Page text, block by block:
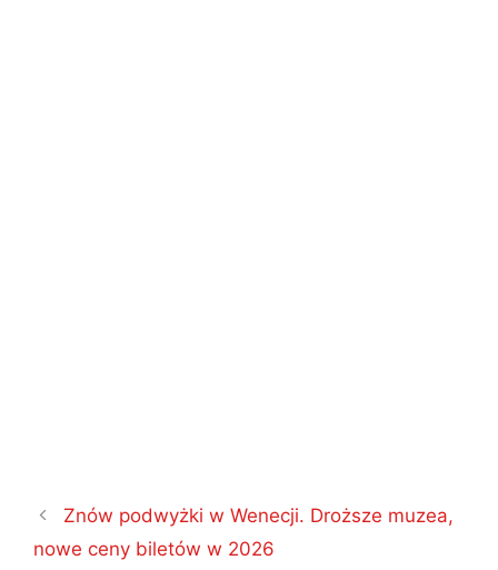
Nawigacja
wpisu
Znów podwyżki w Wenecji. Droższe muzea,
nowe ceny biletów w 2026